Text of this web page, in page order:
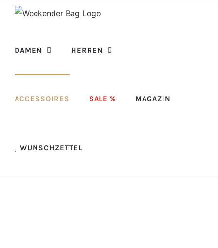
Skip
DAMEN HERREN
ACCESSOIRES SALE % MAGAZIN
WUNSCHZETTEL